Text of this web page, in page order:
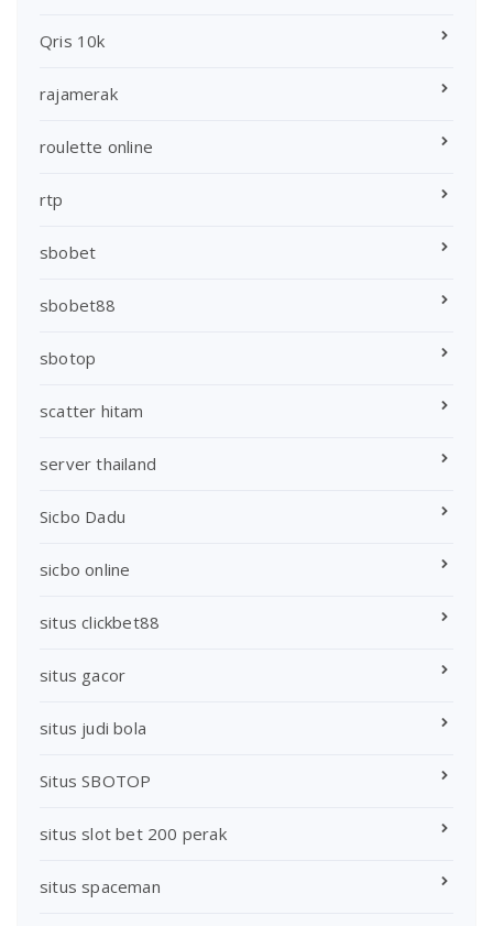
Qris 10k
rajamerak
roulette online
rtp
sbobet
sbobet88
sbotop
scatter hitam
server thailand
Sicbo Dadu
sicbo online
situs clickbet88
situs gacor
situs judi bola
Situs SBOTOP
situs slot bet 200 perak
situs spaceman